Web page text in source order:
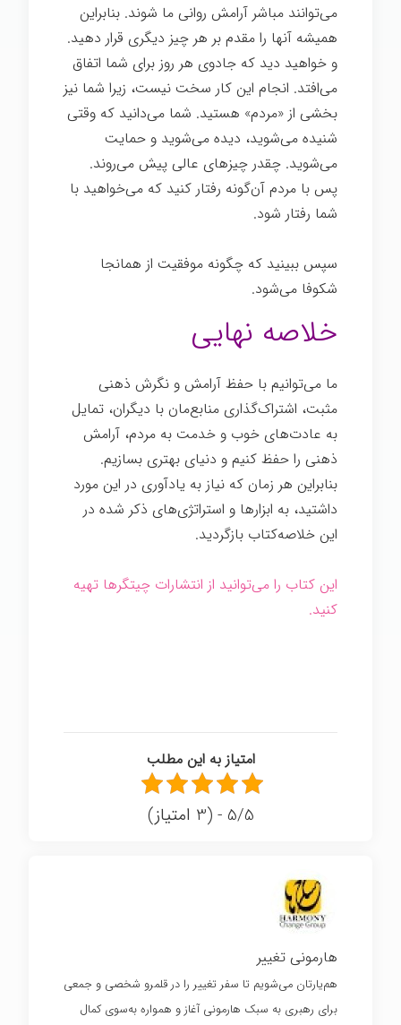
می‌توانند مباشر آرامش روانی ما شوند. بنابراین
همیشه آنها را مقدم بر هر چیز دیگری قرار دهید.
و خواهید دید که جادوی هر روز برای شما اتفاق
می‌افتد. انجام این کار سخت نیست، زیرا شما نیز
بخشی از «مردم» هستید. شما می‌دانید که وقتی
شنیده می‌شوید، دیده می‌شوید و حمایت
می‌شوید. چقدر چیزهای عالی پیش می‌روند.
پس با مردم آن‌گونه رفتار کنید که می‌خواهید با
شما رفتار شود.
سپس ببینید که چگونه موفقیت از همانجا
شکوفا می‌شود.
خلاصه نهایی
ما می‌توانیم با حفظ آرامش و نگرش ذهنی
مثبت، اشتراک‌گذاری منابع‌مان با دیگران، تمایل
به عادت‌های خوب و خدمت به مردم، آرامش
ذهنی را حفظ کنیم و دنیای بهتری بسازیم.
بنابراین هر زمان که نیاز به یادآوری در این مورد
داشتید، به ابزارها و استراتژی‌های ذکر شده در
این خلاصه‌کتاب بازگردید.
این کتاب را می‌توانید از انتشارات چیتگرها تهیه
کنید.
امتیاز به این مطلب
5/5 - (3 امتیاز)
هارمونی تغییر
هم‌یارتان می‌شویم تا سفر تغییر را در قلمرو شخصی و جمعی
برای رهبری به سبک هارمونی آغاز و همواره به‌سوی کمال